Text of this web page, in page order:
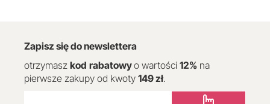
Zapisz się do newslettera
otrzymasz kod rabatowyo wartości 12% na
pierwsze zakupy od kwoty 149 zł.